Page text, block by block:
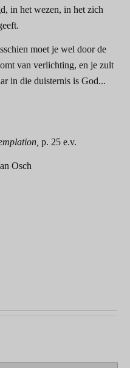
in het wezen, in het zich
moet je wel door de
van verlichting, en je zult
in die duisternis is God...
p. 25 e.v.
Osch